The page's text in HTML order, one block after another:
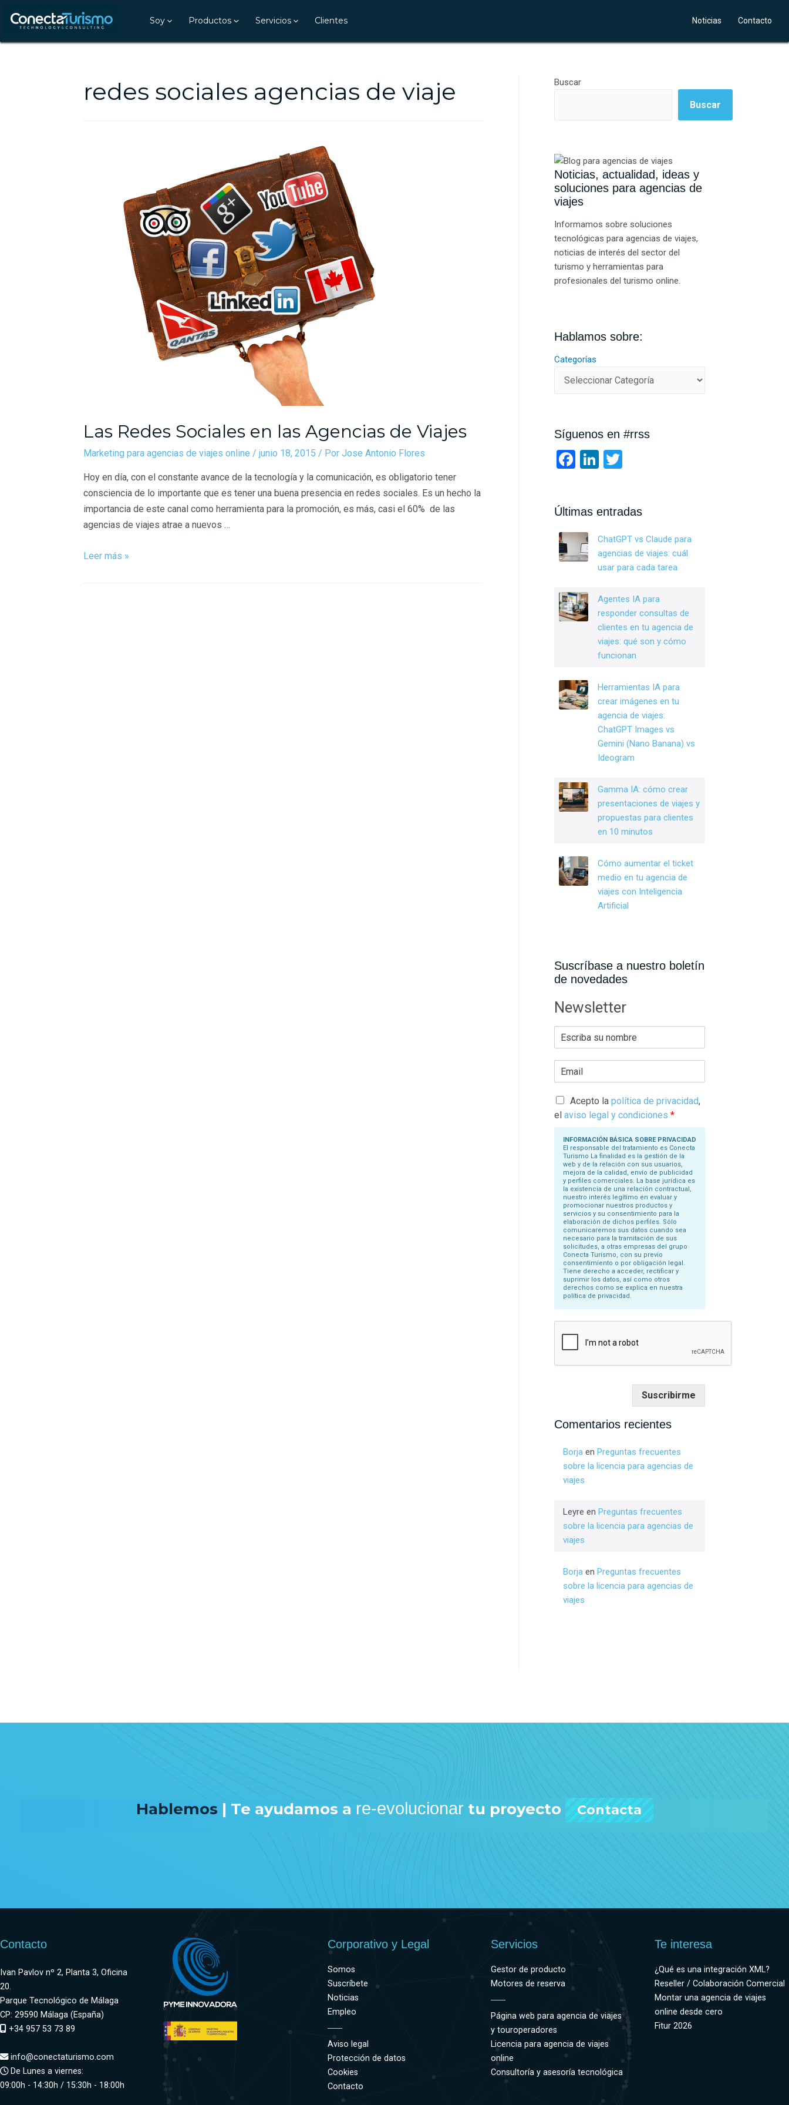
Soy Productos Servicios Clientes Noticias Contacto
redes sociales agencias de viaje
Las Redes Sociales en las Agencias de Viajes
Marketing para agencias de viajes online / junio 18, 2015 / Por Jose Antonio Flores
Hoy en día, con el constante avance de la tecnología y la comunicación, es obligatorio tener
consciencia de lo importante que es tener una buena presencia en redes sociales. Es un hecho la
importancia de este canal como herramienta para la promoción, es más, casi el 60% de las
agencias de viajes atrae a nuevos …
Leer más »
Buscar
Buscar
Noticias, actualidad, ideas y
soluciones para agencias de
viajes
Informamos sobre soluciones
tecnológicas para agencias de viajes,
noticias de interés del sector del
turismo y herramientas para
profesionales del turismo online.
Hablamos sobre:
Categorías
Síguenos en #rrss
F
b
o
o
Li
dI
n
er
Últimas entradas
ChatGPT vs Claude para
agencias de viajes: cuál
usar para cada tarea
Agentes IA para
responder consultas de
clientes en tu agencia de
viajes: qué son y cómo
funcionan
Herramientas IA para
crear imágenes en tu
agencia de viajes:
ChatGPT Images vs
Gemini (Nano Banana) vs
Ideogram
Gamma IA: cómo crear
presentaciones de viajes y
propuestas para clientes
en 10 minutos
Cómo aumentar el ticket
medio en tu agencia de
viajes con Inteligencia
Artificial
Suscríbase a nuestro boletín
de novedades
Newsletter
c
a
u
o
m
a
Acepto la política de privacidad,
el aviso legal y condiciones *
INFORMACIÓN BÁSICA SOBRE PRIVACIDAD
El responsable del tratamiento es Conecta
Turismo La finalidad es la gestión de la
web y de la relación con sus usuarios,
mejora de la calidad, envío de publicidad
y perfiles comerciales. La base jurídica es
la existencia de una relación contractual,
nuestro interés legítimo en evaluar y
promocionar nuestros productos y
servicios y su consentimiento para la
elaboración de dichos perfiles. Sólo
comunicaremos sus datos cuando sea
necesario para la tramitación de sus
solicitudes, a otras empresas del grupo
Conecta Turismo, con su previo
consentimiento o por obligación legal.
Tiene derecho a acceder, rectificar y
suprimir los datos, así como otros
derechos como se explica en nuestra
política de privacidad.
Suscribirme
Comentarios recientes
Borja en Preguntas frecuentes
sobre la licencia para agencias de
viajes
Leyre en Preguntas frecuentes
sobre la licencia para agencias de
viajes
Borja en Preguntas frecuentes
sobre la licencia para agencias de
viajes
Hablemos | Te ayudamos a re-evolucionartu proyecto Contacta
Contacto
Ivan Pavlov nº 2, Planta 3, Oficina
20.
Parque Tecnológico de Málaga
CP: 29590 Málaga (España)
+34 957 53 73 89
info@conectaturismo.com
De Lunes a viernes:
09:00h - 14:30h / 15:30h - 18:00h
Corporativo y Legal
Somos
Suscríbete
Noticias
Empleo
Aviso legal
Protección de datos
Cookies
Contacto
Servicios
Gestor de producto
Motores de reserva
Página web para agencia de viajes
y touroperadores
Licencia para agencia de viajes
online
Consultoría y asesoría tecnológica
Te interesa
¿Qué es una integración XML?
Reseller / Colaboración Comercial
Montar una agencia de viajes
online desde cero
Fitur 2026